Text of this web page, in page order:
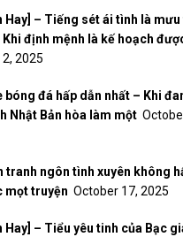
Hay] – Tiếng sét ái tình là
Khi định mệnh là kế hoạch
2025
bóng đá hấp dẫn nhất – Khi
Nhật Bản hòa làm một
tranh ngôn tình xuyên không
mọt truyện October 17, 2025
Hay] – Tiểu yêu tinh của Bạc